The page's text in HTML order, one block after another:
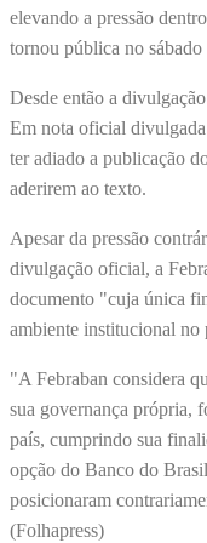
elevando a pressão
tornou pública no sábado
Desde então a
Em nota oficial
ter adiado a publicação
aderirem ao texto.
Apesar da pressão
divulgação oficial, a
documento "cuja única
ambiente institucional no
"A Febraban considera
sua governança própria,
país, cumprindo sua
opção do Banco do
posicionaram
(Folhapress)